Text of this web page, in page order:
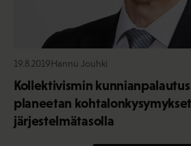
19.8.2019Hannu Jouhki
Kollektivismin
planeetan
järjestelmätasolla